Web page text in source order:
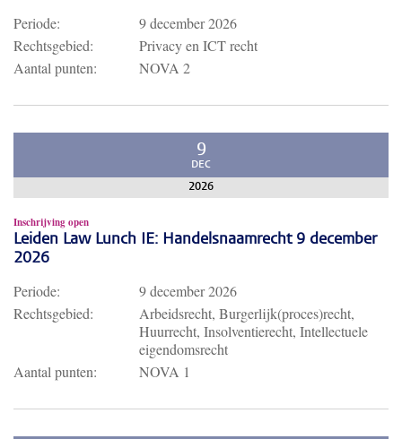
Periode:
9 december 2026
Rechtsgebied:
Privacy en ICT recht
Aantal punten:
NOVA 2
9
DEC
2026
Inschrijving open
Leiden Law Lunch IE: Handelsnaamrecht 9 december
2026
Periode:
9 december 2026
Rechtsgebied:
Arbeidsrecht, Burgerlijk(proces)recht,
Huurrecht, Insolventierecht, Intellectuele
eigendomsrecht
Aantal punten:
NOVA 1